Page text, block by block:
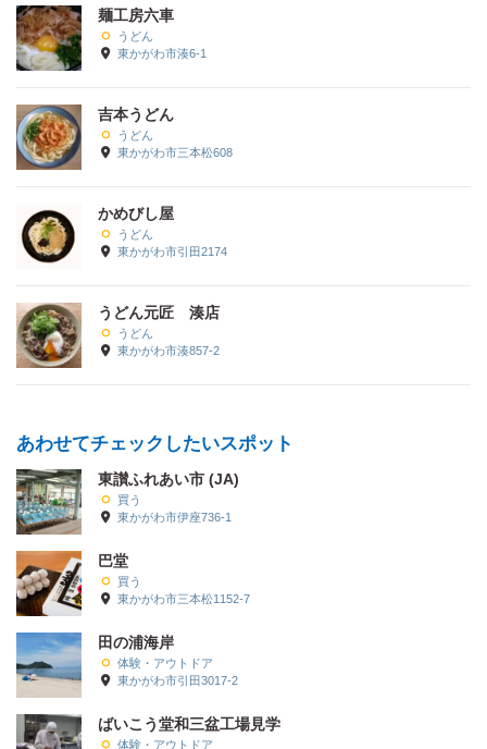
麺工房六車
うどん
東かがわ市湊6-1
吉本うどん
うどん
東かがわ市三本松608
かめびし屋
うどん
東かがわ市引田2174
うどん元匠 湊店
うどん
東かがわ市湊857-2
あわせてチェックしたいスポット
東讃ふれあい市 (JA)
買う
東かがわ市伊座736-1
巴堂
買う
東かがわ市三本松1152-7
田の浦海岸
体験・アウトドア
東かがわ市引田3017-2
ばいこう堂和三盆工場見学
体験・アウトドア